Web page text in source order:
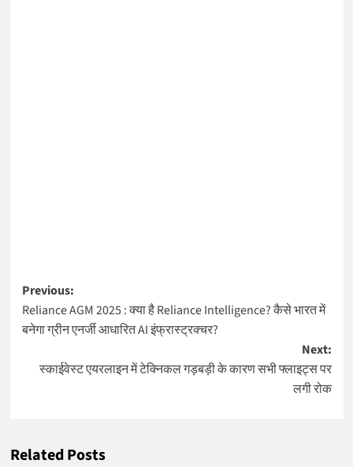
Post
navigation
Previous:
Reliance AGM 2025 : क्या है Reliance Intelligence? कैसे भारत में
बनेगा ग्रीन एनर्जी आधारित AI इंफ्रास्ट्रक्चर?
Next:
स्काईवेस्ट एयरलाइन में टेक्निकल गड़बड़ी के कारण सभी फ्लाइट्स पर
लगी रोक
Related Posts